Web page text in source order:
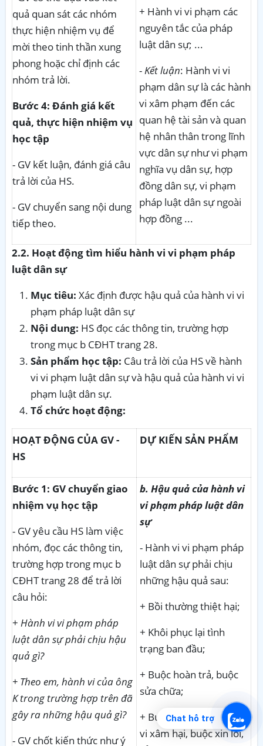
quả quan sát các nhóm
thực hiện nhiệm vụ để
mời theo tinh thần xung
phong hoặc chỉ định các
nhóm trả lời.
Bước 4: Đánh giá kết
quả, thực hiện nhiệm vụ
học tập
- GV kết luận, đánh giá câu
trả lời của HS.
- GV chuyển sang nội dung
tiếp theo.
+ Hành vi vi phạm các
nguyên tắc của pháp
luật dân sự; ...
-Kết luận: Hành vi vi
phạm dân sự là các hành
vi xâm phạm đến các
quan hệ tài sản và quan
hệ nhân thân trong lĩnh
vực dân sự như vi phạm
nghĩa vụ dân sự, hợp
đồng dân sự, vi phạm
pháp luật dân sự ngoài
hợp đồng ...
2.2. Hoạt động tìm hiểu hành vi vi phạm pháp
luật dân sự
Mục tiêu: Xác định được hậu quả của hành vi vi
phạm pháp luật dân sự
Nội dung: HS đọc các thông tin, trường hợp
trong mục b CĐHT trang 28.
Sản phẩm học tập: Câu trả lời của HS về hành
vi vi phạm luật dân sự và hậu quả của hành vi vi
phạm luật dân sự.
Tổ chức hoạt động:
HOẠT ĐỘNG CỦA GV -
HS
DỰ KIẾN SẢN PHẨM
Bước 1: GV chuyển giao
nhiệm vụ học tập
- GV yêu cầu HS làm việc
nhóm, đọc các thông tin,
trường hợp trong mục b
CĐHT trang 28 để trả lời
câu hỏi:
+ Hành vi vi phạm pháp
luật dân sự phải chịu hậu
quả gì?
+ Theo em, hành vi của ông
K trong trường hợp trên đã
gây ra những hậu quả gì?
- GV chốt kiến thức như ý
b. Hậu quả của hành vi
vi phạm pháp luật dân
sự
- Hành vi vi phạm pháp
luật dân sự phải chịu
những hậu quả sau:
+ Bồi thường thiệt hại;
+ Khôi phục lại tình
trạng ban đầu;
+ Buộc hoàn trả, buộc
sửa chữa;
+ Buộc chấm dứt hành
vi xâm hại, buộc xin lỗi,
Chat hỗ trợ